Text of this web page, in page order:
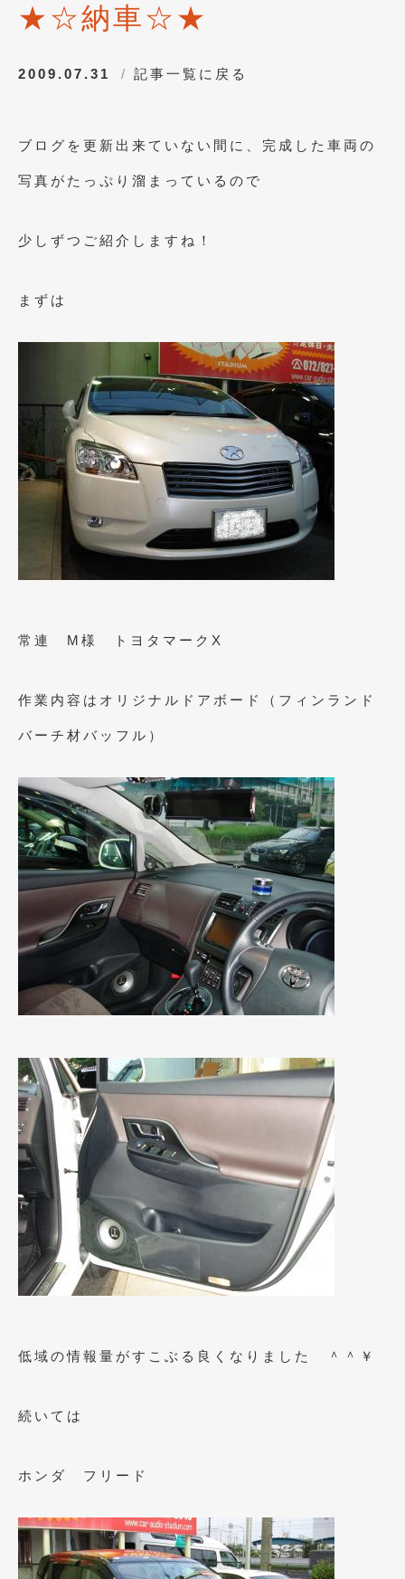
2025年10月(1)
2024年7月
2024年6月 (1)
2023年12月
(2)
2023年9月(1)
2023年8月(2)
2023年4月(1)
2022年12月 (1)
2022年10月(2)
2022年8月(1)
2022年1月 (3)
2021年4月(1)
2021年3月(1)
2021年1月 (2)
2020年12月(2)
2020年11月 (2)
2020年10月 (1)
2020年9月(3)
2020年7月(3)
2020年6月
2020年5月(4)
2020年4月 (4)
2020年3月 (4)
2020年2月 (12)
2020年1月 (6)
2019年11月 (12)
2019年9月
2019年6月(16)
2019年5月 (21)
★☆納車☆★
2009.07.31 記事一覧に戻る
ブログを更新出来ていない間に、完成した車両の
写真がたっぷり溜まっているので
少しずつご紹介しますね！
まずは
常連 M様 トヨタマークX
作業内容はオリジナルドアボード（フィンランド
バーチ材バッフル）
低域の情報量がすこぶる良くなりました ＾＾￥
続いては
ホンダ フリード